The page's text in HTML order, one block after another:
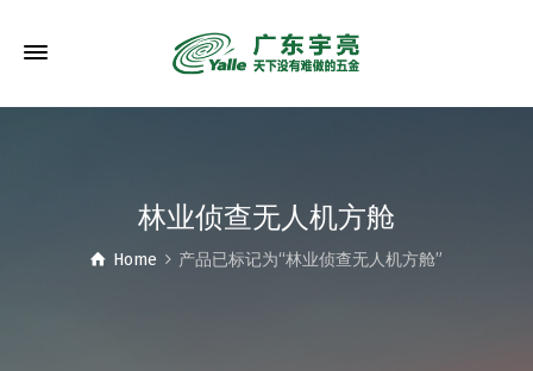
林业侦查无人机方舱
Home 产品已标记为“林业侦查无人机方舱”